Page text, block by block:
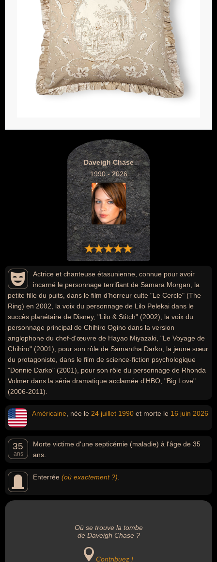
Daveigh Chase
1990 - 2026
Actrice et chanteuse étasunienne, connue pour avoir
incarné le personnage terrifiant de Samara Morgan, la
petite fille du puits, dans le film d'horreur culte "Le Cercle" (The
Ring) en 2002, la voix du personnage de Lilo Pelekai dans le
succès planétaire de Disney, "Lilo & Stitch" (2002), la voix du
personnage principal de Chihiro Ogino dans la version
anglophone du chef-d'œuvre de Hayao Miyazaki, "Le Voyage de
Chihiro" (2001), pour son rôle de Samantha Darko, la jeune sœur
du protagoniste, dans le film de science-fiction psychologique
"Donnie Darko" (2001), pour son rôle du personnage de Rhonda
Volmer dans la série dramatique acclamée d'HBO, "Big Love"
(2006-2011).
Américaine , née le 24 juillet 1990 et morte le 16 juin 2026
35
ans
Morte victime d'une septicémie (maladie) à l'âge de 35
ans.
Enterrée (où exactement ?)
Où se trouve la tombe
de Daveigh Chase ?
Contribuez !